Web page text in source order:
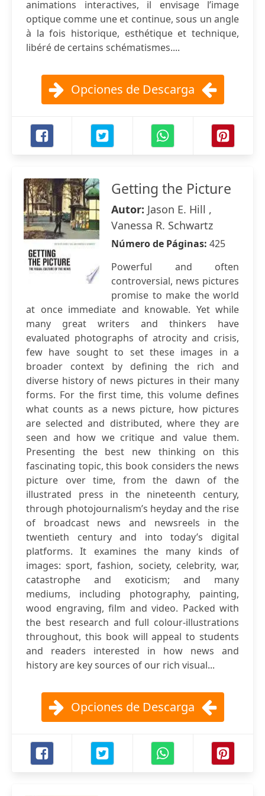
animations interactives, il envisage l’image
optique comme une et continue, sous un angle
à la fois historique, esthétique et technique,
libéré de certains schématismes....
Opciones de Descarga
Getting the Picture
Autor: Jason E. Hill ,
Vanessa R. Schwartz
Número de Páginas: 425
Powerful and often
controversial, news pictures
promise to make the world
at once immediate and knowable. Yet while
many great writers and thinkers have
evaluated photographs of atrocity and crisis,
few have sought to set these images in a
broader context by defining the rich and
diverse history of news pictures in their many
forms. For the first time, this volume defines
what counts as a news picture, how pictures
are selected and distributed, where they are
seen and how we critique and value them.
Presenting the best new thinking on this
fascinating topic, this book considers the news
picture over time, from the dawn of the
illustrated press in the nineteenth century,
through photojournalism’s heyday and the rise
of broadcast news and newsreels in the
twentieth century and into today’s digital
platforms. It examines the many kinds of
images: sport, fashion, society, celebrity, war,
catastrophe and exoticism; and many
mediums, including photography, painting,
wood engraving, film and video. Packed with
the best research and full colour-illustrations
throughout, this book will appeal to students
and readers interested in how news and
history are key sources of our rich visual...
Opciones de Descarga